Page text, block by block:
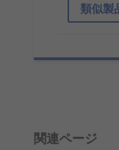
類似製
関連ページ